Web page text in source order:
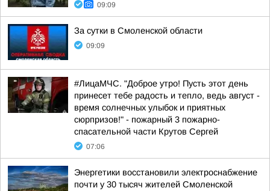
09:09
За сутки в Смоленской области
09:09
#ЛицаМЧС. "Доброе утро! Пусть этот день
принесет тебе радость и тепло, ведь август -
время солнечных улыбок и приятных
сюрпризов!" - пожарный 3 пожарно-
спасательной части Крутов Сергей
07:06
Энергетики восстановили электроснабжение
почти у 30 тысяч жителей Смоленской